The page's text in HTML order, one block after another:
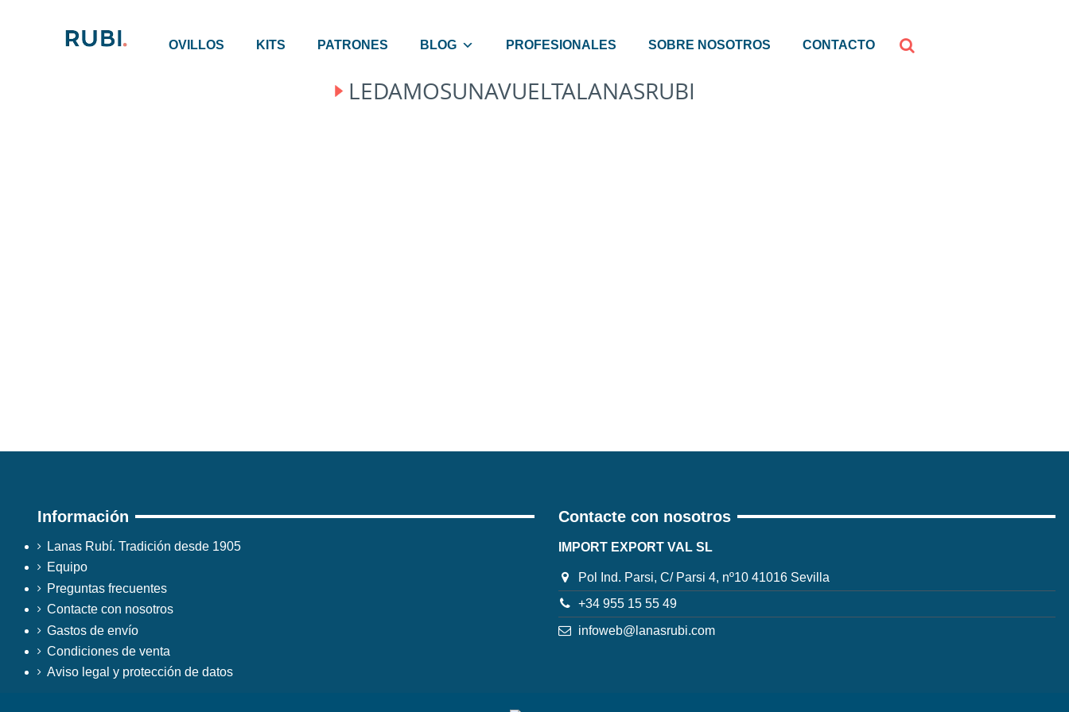
OVILLOS KITS PATRONES BLOG PROFESIONALES SOBRE NOSOTROS CONTACTO
LEDAMOSUNAVUELTALANASRUBI
Información
Lanas Rubí. Tradición desde 1905
Equipo
Preguntas frecuentes
Contacte con nosotros
Gastos de envío
Condiciones de venta
Aviso legal y protección de datos
Contacte con nosotros
IMPORT EXPORT VAL SL
Pol Ind. Parsi, C/ Parsi 4, nº10 41016 Sevilla
+34 955 15 55 49
infoweb@lanasrubi.com